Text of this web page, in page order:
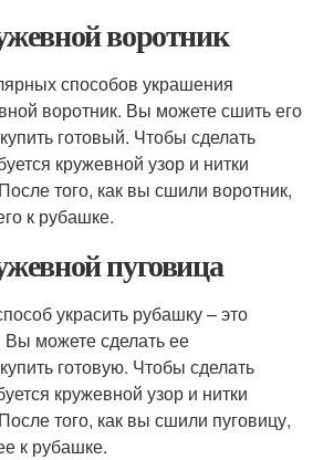
воротник
способов украшения
воротник. Вы можете сшить его
готовый. Чтобы сделать
кружевной узор и нитки
того, как вы сшили воротник,
к рубашке.
пуговица
украсить рубашку – это
Вы можете сделать ее
готовую. Чтобы сделать
кружевной узор и нитки
того, как вы сшили пуговицу,
к рубашке.